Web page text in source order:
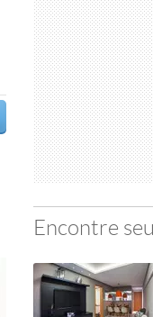
Encontre